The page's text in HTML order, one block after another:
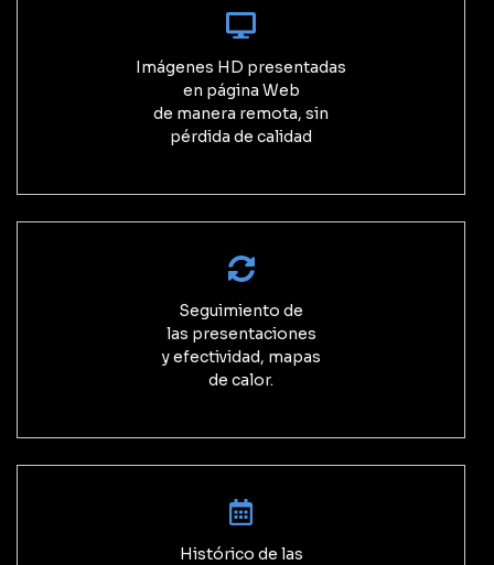
Imágenes HD presentadas
en página Web
de manera remota, sin
pérdida de calidad
Seguimiento de
las presentaciones
y efectividad, mapas
de calor.
Histórico de las